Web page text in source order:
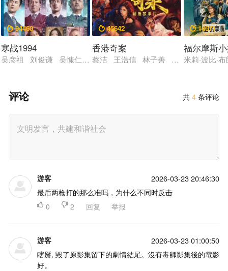
94460
寒战1994
吴彦祖 刘俊谦 吴慷仁 谢君豪 王丹妮 廖子妤 艾丹·吉伦
45642
香港奇案
蔡洁 王浩信 林子善 岑珈其 洪浚
14071
福尔摩斯
米莉·波比·
共4 条评论
评论
游客 2026-03-23 20:46:30
最后两枪打的那么准吗，为什么不同时反击
 0  2 回复 举报
游客 2026-03-23 01:00:50
瞎掰, 毀了原影集留下的劇情結尾。沒有毒師影集後的電影
好。